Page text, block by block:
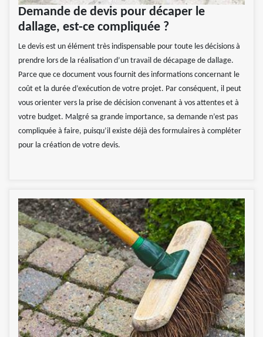
Demande de devis pour décaper le
dallage, est-ce compliquée ?
Le devis est un élément très indispensable pour toute les décisions à
prendre lors de la réalisation d’un travail de décapage de dallage.
Parce que ce document vous fournit des informations concernant le
coût et la durée d’exécution de votre projet. Par conséquent, il peut
vous orienter vers la prise de décision convenant à vos attentes et à
votre budget. Malgré sa grande importance, sa demande n’est pas
compliquée à faire, puisqu’il existe déjà des formulaires à compléter
pour la création de votre devis.